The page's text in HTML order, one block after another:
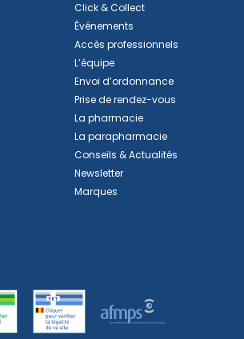
Click & Collect
Événements
Accès professionnels
L’équipe
Envoi d’ordonnance
Prise de rendez-vous
La pharmacie
La parapharmacie
Conseils & Actualités
Newsletter
Marques